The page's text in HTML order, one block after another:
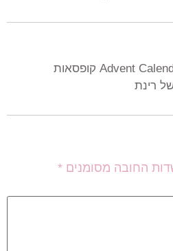
החלפות חנוכה Advent Calendar קופסאות
רינת
החובה מסומנים *